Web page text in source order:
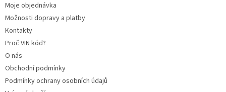
Moje objednávka
Možnosti dopravy a platby
Kontakty
Proč VIN kód?
O nás
Obchodní podmínky
Podmínky ochrany osobních údajů